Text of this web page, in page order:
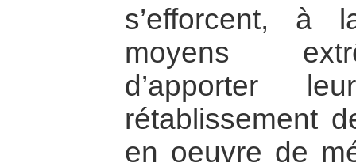
s’efforcent, à
moyens
d’apporter
rétablissement
en oeuvre de